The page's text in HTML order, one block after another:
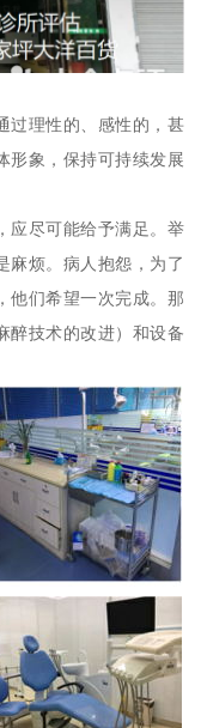
过理性的、感性的，甚
形象，保持可持续发展
应尽可能给予满足。举
麻烦。病人抱怨，为了
他们希望一次完成。那
醉技术的改进）和设备